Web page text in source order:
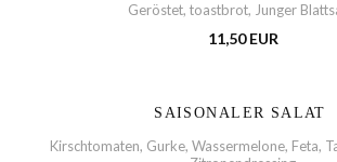
Geröstet, toastbrot, Junger
11,50 EUR
SAISONALER SALAT
Kirschtomaten, Gurke, Wassermelone, Feta,